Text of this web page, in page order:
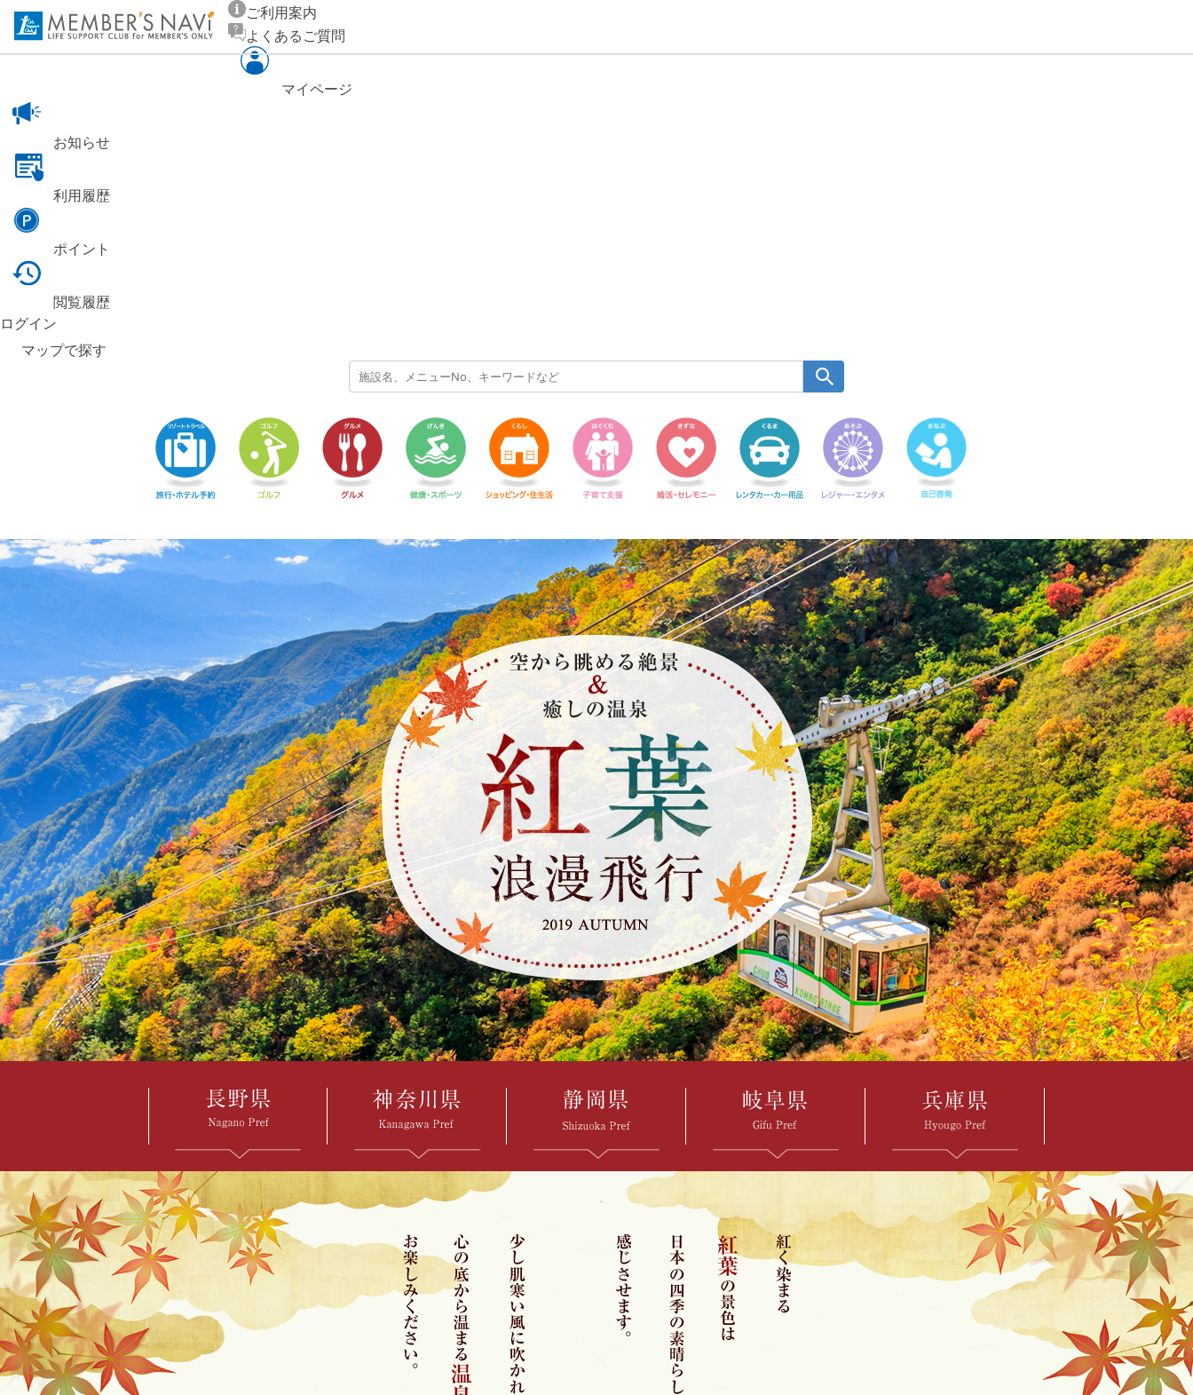
ご利用案内
よくあるご質問
マイページ
お知らせ
利用履歴
ポイント
閲覧履歴
ログイン
マップで探す